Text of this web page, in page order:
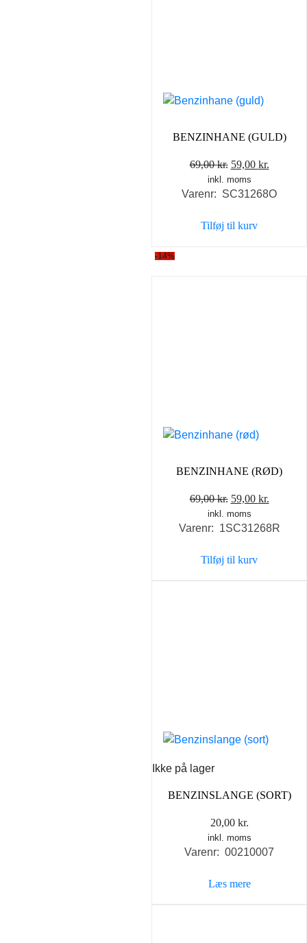
BENZINHANE (GULD)
69,00kr. Den
oprindelige
pris
69,00 kr..
59,00 kr.
pris
inkl. moms
Varenr: SC31268O
Tilføj til kurv
-14%
BENZINHANE (RØD)
69,00kr. Den
oprindelige
pris
69,00 kr..
59,00 kr.
pris
inkl. moms
Varenr: 1SC31268R
Tilføj til kurv
Ikke på lager
BENZINSLANGE (SORT)
20,00 kr.
inkl. moms
Varenr: 00210007
Læs mere